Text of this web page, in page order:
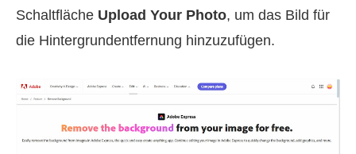
Schaltfläche Upload Your Photo, um das Bild für
die Hintergrundentfernung hinzuzufügen.